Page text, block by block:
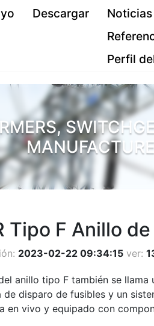
Descargar
Noticias |
Perfil
Tipo F Anillo
2023-02-22 09:34:15 ver:
anillo tipo F también se
de disparo de fusibles y un
en vivo y equipado con